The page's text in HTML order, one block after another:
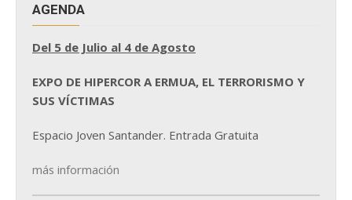
AGENDA
Del 5 de Julio al 4 de Agosto
EXPO DE HIPERCOR A ERMUA, EL TERRORISMO Y
SUS VÍCTIMAS
Espacio Joven Santander. Entrada Gratuita
más información